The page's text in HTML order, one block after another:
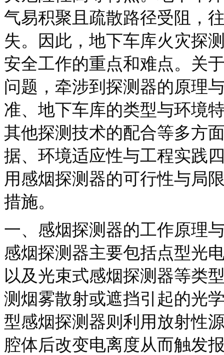
气易积聚且疏散路径受阻，
失。因此，地下车库火灾探
安全工作的重点和难点。关
问题，牵涉到探测器的原理
准、地下车库的类型与环境
其他探测技术的配合等多方
据、环境适应性与工程实践
用感烟探测器的可行性与局
措施。
一、感烟探测器的工作原理
感烟探测器主要包括点型光
以及光束式感烟探测器等类
测烟雾散射或遮挡引起的光
型感烟探测器则利用放射性
腔体后改变电离度从而触发